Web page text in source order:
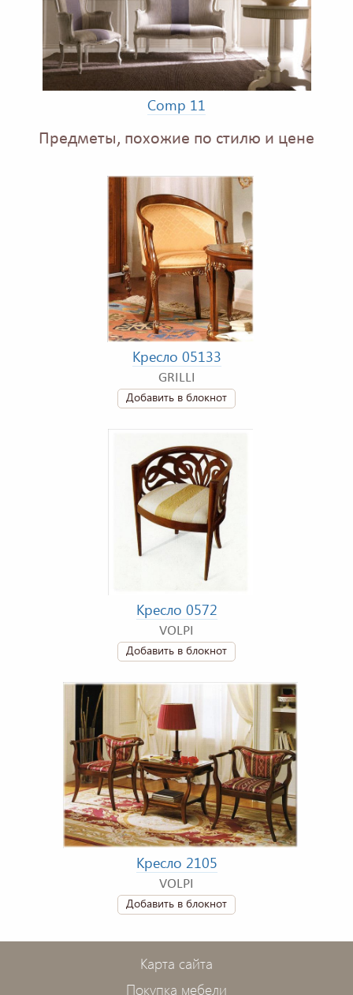
Comp 11
Предметы, похожие по стилю и цене
Кресло 05133
GRILLI
Добавить в блокнот
Кресло 0572
VOLPI
Добавить в блокнот
Кресло 2105
VOLPI
Добавить в блокнот
Карта сайта
Покупка мебели